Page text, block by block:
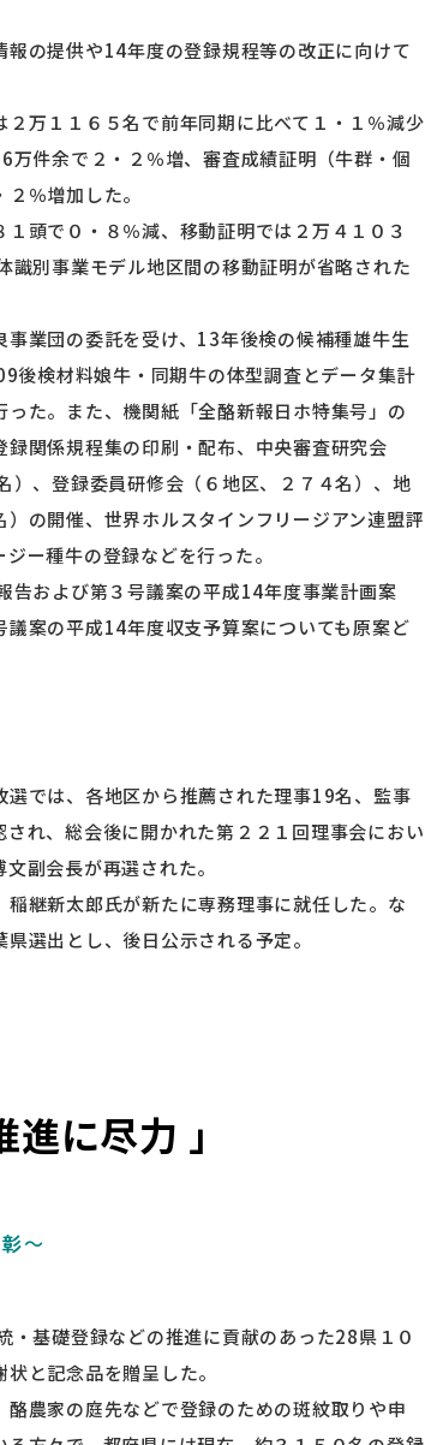
の提供や14年度の登録規程等の改正に向けて
万１１６５名で前年同期に比べて１・１％減少
万件余で２・２％増、審査成績証明（牛群・個
％増加した。
頭で０・８％減、移動証明では２万４１０３
識別事業モデル地区間の移動証明が省略された
業団の委託を受け、13年後検の候補種雄牛生
後検材料娘牛・同期牛の体型調査とデータ集計
た。また、機関紙「全酪新報日ホ特集号」の
関係規程集の印刷・配布、中央審査研究会
）、登録委員研修会（６地区、２７４名）、地
の開催、世界ホルスタインフリージアン連盟評
ー種牛の登録などを行った。
告および第３号議案の平成14年度事業計画案
議案の平成14年度収支予算案についても原案ど
では、各地区から推薦された理事19名、監事
れ、総会後に開かれた第２２１回理事会におい
副会長が再選された。
継新太郎氏が新たに専務理事に就任した。な
選出とし、後日公示される予定。
進に尽力 」
～
・基礎登録などの推進に貢献のあった28県１０
と記念品を贈呈した。
農家の庭先などで登録のための斑紋取りや申